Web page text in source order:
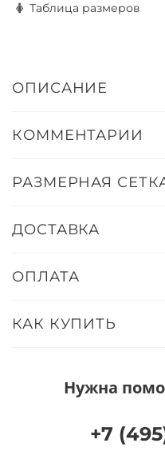
Таблица размеров
ОПИСАНИЕ
КОММЕНТАРИИ
РАЗМЕРНАЯ
ДОСТАВКА
ОПЛАТА
КАК КУПИТЬ
Нужна
+7